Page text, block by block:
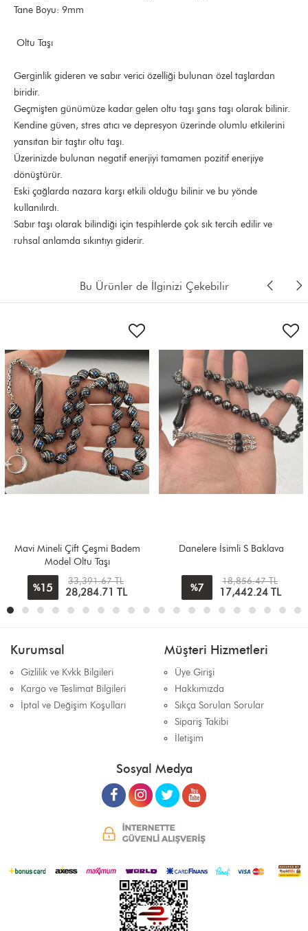
Tane Boyu: 9mm
Oltu Taşı
Gerginlik gideren ve sabır verici özelliği bulunan özel taşlardan
biridir.
Geçmişten günümüze kadar gelen oltu taşı şans taşı olarak bilinir.
Kendine güven, stres atıcı ve depresyon üzerinde olumlu etkilerini
yansıtan bir taştır oltu taşı.
Üzerinizde bulunan negatif enerjiyi tamamen pozitif enerjiye
dönüştürür.
Eski çağlarda nazara karşı etkili olduğu bilinir ve bu yönde
kullanılırdı.
Sabır taşı olarak bilindiği için tespihlerde çok sık tercih edilir ve
ruhsal anlamda sıkıntıyı giderir.
Bu Ürünler de İlginizi Çekebilir
Mavi Mineli Çift Çeşmi Badem
Model Oltu Taşı
%15
33,391.67 TL
28,284.71 TL
Danelere İsimli S Baklava
%7
18,856.47 TL
17,442.24TL
Kurumsal
Gizlilik ve Kvkk Bilgileri
Kargo ve Teslimat Bilgileri
İptal ve Değişim Koşulları
Müşteri Hizmetleri
Üye Girişi
Hakkımızda
Sıkça Sorulan Sorular
Sipariş Takibi
İletişim
Sosyal Medya